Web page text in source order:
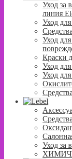
Уход за
линия
Уход
Уход
Краски
Уход
Уход
Уход за